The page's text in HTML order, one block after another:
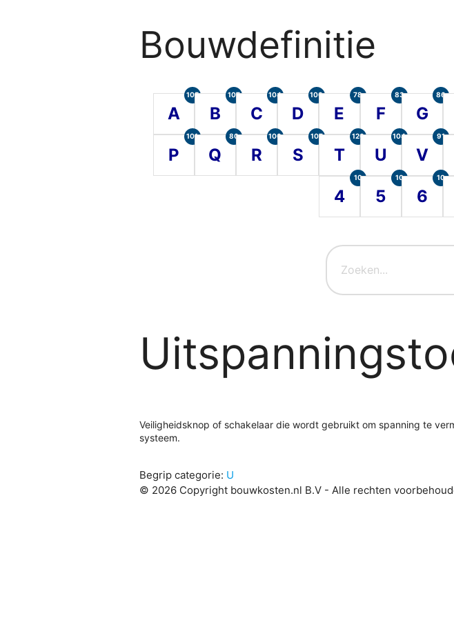
Bouwdefinitie
A
105
B
107
C
104
D
100
E
78
F
83
G
86
P
101
Q
80
R
100
S
107
T
120
U
104
V
91
4
10
5
10
6
10
Veiligheidsknop of schakelaar die wordt gebruikt om spanning te
systeem.
Begrip categorie: U
© 2026 Copyright bouwkosten.nl B.V - Alle rechten